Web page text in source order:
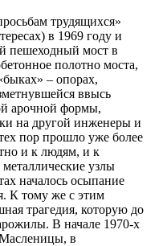
трудящихся»
в 1969 году и
пешеходный мост в
полотно моста,
– опорах,
ввысь
арочной формы,
на другой инженеры и
пор прошло уже более
и к людям, и к
узлы
началось осыпание
К тому же с этим
трагедия, которую до
В начале 1970-х
в